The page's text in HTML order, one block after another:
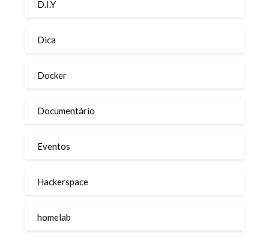
D.I.Y
Dica
Docker
Documentário
Eventos
Hackerspace
homelab